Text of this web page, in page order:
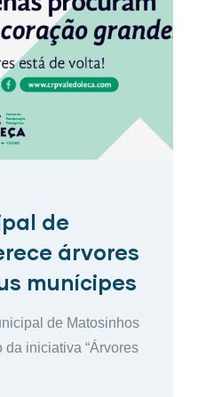
de
árvores
munícipes
de Matosinhos
iniciativa “Árvores